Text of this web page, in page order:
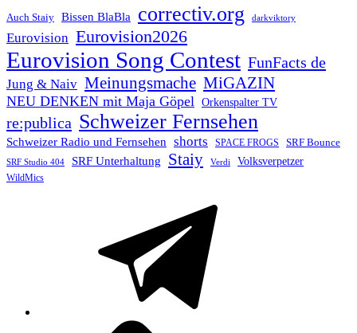
Auch Staiy Bissen BlaBla correctiv.org darkviktory
Eurovision Eurovision2026
Eurovision Song Contest FunFacts de
Jung & Naiv Meinungsmache MiGAZIN
NEU DENKEN mit Maja Göpel Orkenspalter TV
re:publica Schweizer Fernsehen
Schweizer Radio und Fernsehen shorts SPACE FROGS SRF Bounce
SRF Studio 404 SRF Unterhaltung Staiy Verdi Volksverpetzer
WildMics